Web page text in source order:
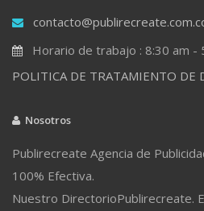
Horario de trabajo : 8:30 am -
POLITICA DE TRATAMIENTO DE
Nosotros
Publirecreate Agencia de
100% Efectiva.
Nuestro DirectorioPublirecreate.